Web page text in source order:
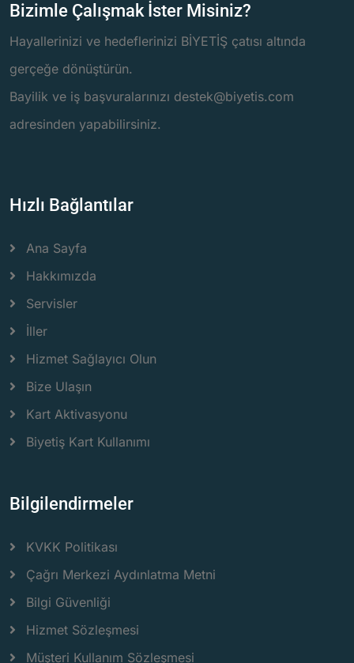
Bizimle Çalışmak İster Misiniz?
Hayallerinizi ve hedeflerinizi BİYETİŞ çatısı altında
gerçeğe dönüştürün.
Bayilik ve iş başvuralarınızı destek@biyetis.com
adresinden yapabilirsiniz.
Hızlı Bağlantılar
Ana Sayfa
Hakkımızda
Servisler
İller
Hizmet Sağlayıcı Olun
Bize Ulaşın
Kart Aktivasyonu
Biyetiş Kart Kullanımı
Bilgilendirmeler
KVKK Politikası
Çağrı Merkezi Aydınlatma Metni
Bilgi Güvenliği
Hizmet Sözleşmesi
Müşteri Kullanım Sözleşmesi